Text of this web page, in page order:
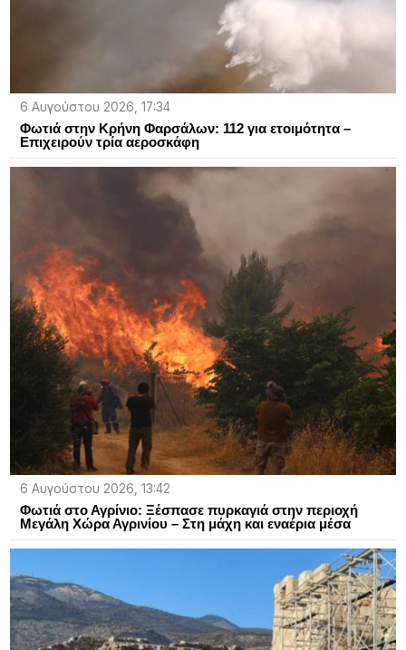
6 Αυγούστου 2026, 17:34
Φωτιά στην Κρήνη Φαρσάλων: 112 για ετοιμότητα –
Επιχειρούν τρία αεροσκάφη
6 Αυγούστου 2026, 13:42
Φωτιά στο Αγρίνιο: Ξέσπασε πυρκαγιά στην περιοχή
Μεγάλη Χώρα Αγρινίου – Στη μάχη και εναέρια μέσα